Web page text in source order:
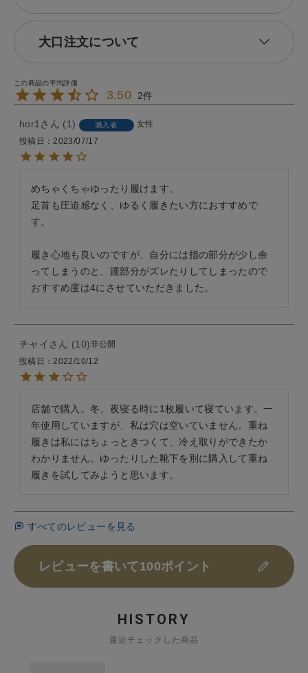
大口注文について
3.50 2
hor1 1 購入者
女性
投稿日
2023/07/17
めちゃくちゃゆったり履けます。
足首も圧迫感なく、ゆるく履きたい方におすすめで
す。
履き心地も良いのですが、自分には指の部分が少し余
ってしまうのと、踵部分がズレたりしてしまったので
おすすめ度は4にさせていただきました。
チャイ 10 非公開
投稿日
2022/10/12
店舗で購入。冬、夜寝る時に1枚履いて寝ています。一
年使用していますが、私は穴は空いていません。重ね
履きは私にはちょっときつくて、冷え取りができたか
わかりません。ゆったりした靴下を別に購入して重ね
履きを試してみようと思います。
すべてのレビューを見る
レビューを書いて100ポイント
HISTORY
最近チェックした商品